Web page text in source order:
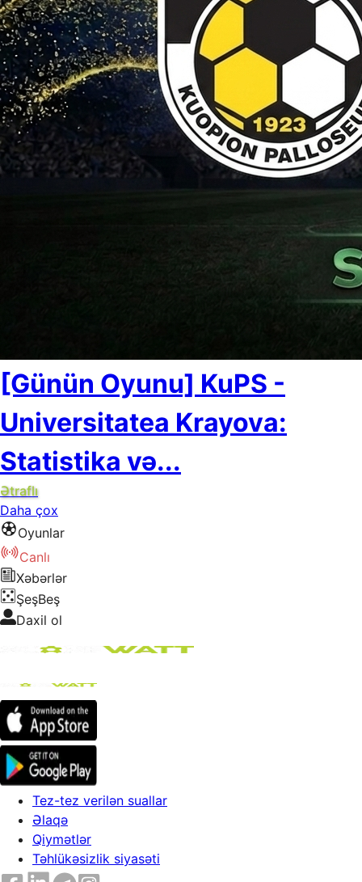
[Günün Oyunu] KuPS -
Universitatea Krayova:
Statistika və...
Ətraflı
Daha çox
Oyunlar
Canlı
Xəbərlər
ŞeşBeş
Daxil ol
Tez-tez verilən suallar
Əlaqə
Qiymətlər
Təhlükəsizlik siyasəti